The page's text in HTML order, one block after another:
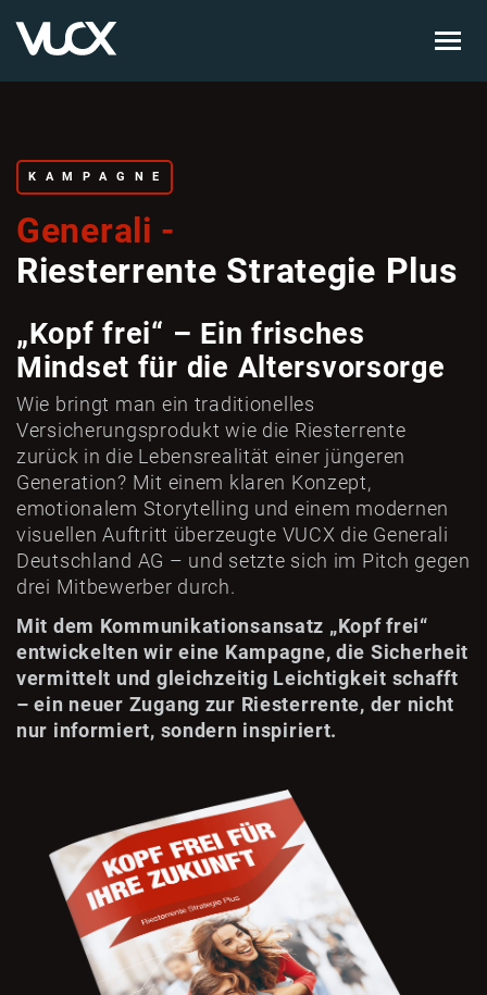
KAMPAGNE
Generali -
Riesterrente Strategie Plus
„Kopf frei“ – Ein frisches
Mindset für die Altersvorsorge
Wie bringt man ein traditionelles
Versicherungsprodukt wie die Riesterrente
zurück in die Lebensrealität einer jüngeren
Generation? Mit einem klaren Konzept,
emotionalem Storytelling und einem modernen
visuellen Auftritt überzeugte VUCX die Generali
Deutschland AG – und setzte sich im Pitch gegen
drei Mitbewerber durch.
Mit dem Kommunikationsansatz „Kopf frei“
entwickelten wir eine Kampagne, die Sicherheit
vermittelt und gleichzeitig Leichtigkeit schafft
– ein neuer Zugang zur Riesterrente, der nicht
nur informiert, sondern inspiriert.